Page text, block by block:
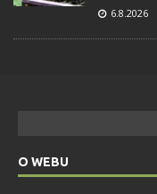
6.8.2026
O WEBU